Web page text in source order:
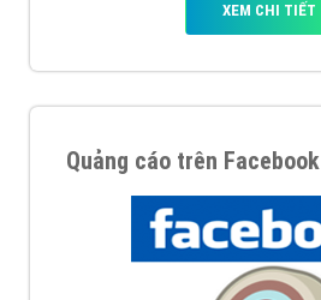
XEM CHI TIẾT
Quảng cáo trên Facebook